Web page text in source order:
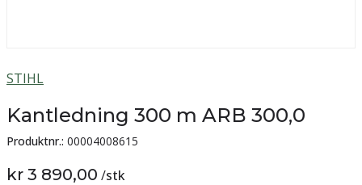
STIHL
Kantledning 300 m ARB 300,0
Produktnr.: 00004008615
kr 3 890,00 /stk